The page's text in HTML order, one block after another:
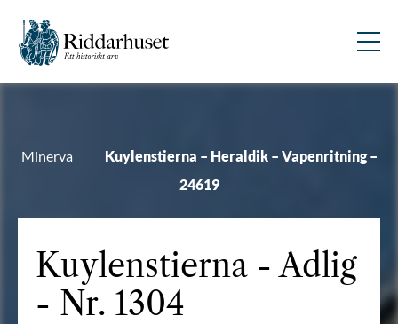
Minerva
Kuylenstierna – Heraldik – Vapenritning –
24619
Kuylenstierna - Adlig
- Nr. 1304